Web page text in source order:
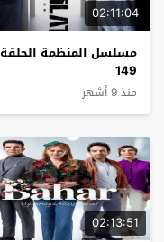
02:11:04
مسلسل المنظمة الحلقة
149
منذ 9 أشهر
02:13:51